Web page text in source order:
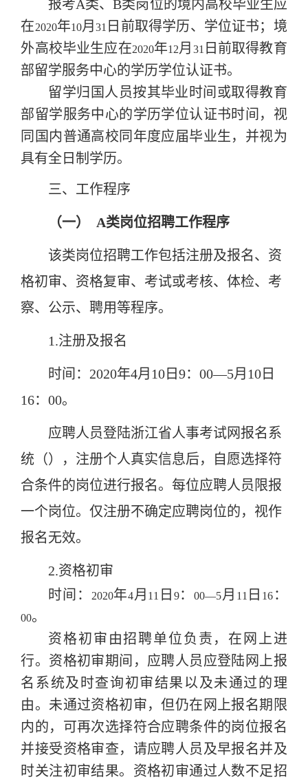
报考A类、B类岗位的境内高校毕业生应
在2020年10月31 日前取得学历、学位证书；境
外高校毕业生应在2020年12月 31 日前取得教育
部留学服务中心的学历学位认证书。
留学归国人员按其毕业时间或取得教育
部留学服务中心的学历学位认证书时间，视
同国内普通高校同年度应届毕业生，并视为
具有全日制学历。
三、工作程序
（一） A类岗位招聘工作程序
该类岗位招聘工作包括注册及报名、资
格初审、资格复审、考试或考核、体检、考
察、公示、聘用等程序。
1.注册及报名
时间：2020年4月10日9：00—5月10日
16：00。
应聘人员登陆浙江省人事考试网报名系
统（），注册个人真实信息后，自愿选择符
合条件的岗位进行报名。每位应聘人员限报
一个岗位。仅注册不确定应聘岗位的，视作
报名无效。
2.资格初审
时间：
2020年4月 11 日 9：00—5月 11 日 16：
00。
资格初审由招聘单位负责，在网上进
行。资格初审期间，应聘人员应登陆网上报
名系统及时查询初审结果以及未通过的理
由。未通过资格初审，但仍在网上报名期限
内的，可再次选择符合应聘条件的岗位报名
并接受资格审查，请应聘人员及早报名并及
时关注初审结果。资格初审通过人数不足招